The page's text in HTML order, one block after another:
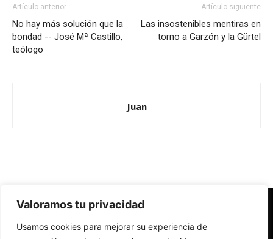
Valoramos tu privacidad
Usamos cookies para mejorar su experiencia de
Artículo anterior
No hay más solución que la
bondad -- José Mª Castillo,
teólogo
Artículo siguiente
Las insostenibles mentiras en
torno a Garzón y la Gürtel
Juan
Redes Cristianas
Una mirada alternativa sobre la Iglesia católica y la sociedad